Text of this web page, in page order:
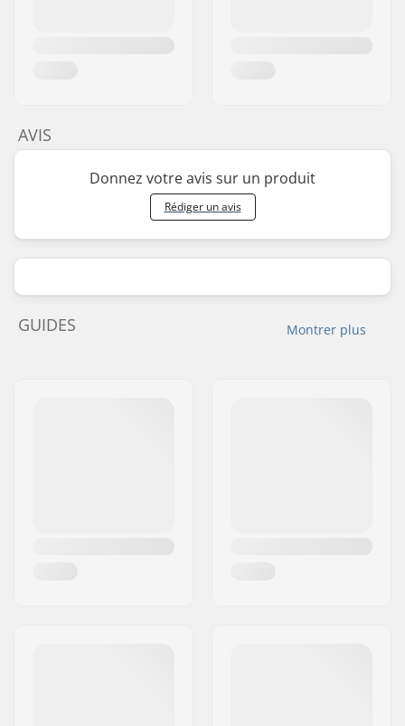
AVIS
Donnez votre avis sur un produit
Rédiger un avis
Montrer plus
GUIDES